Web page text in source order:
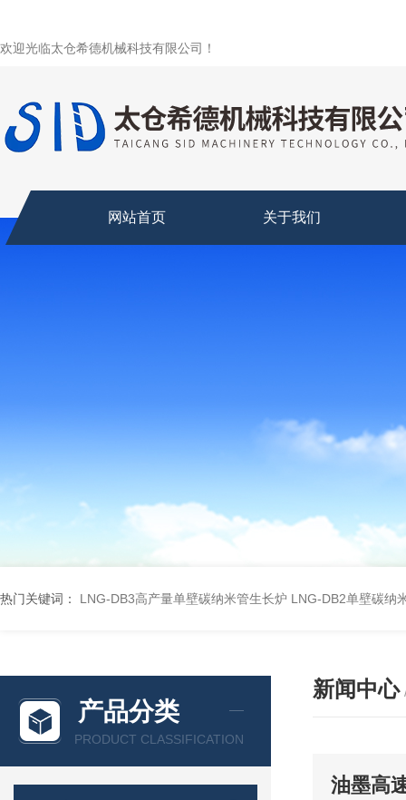
欢迎光临太仓希德机械科技有限公司！
网站首页 关于我们
热门关键词： LNG-DB3高产量单壁碳纳米管生长炉 LNG-DB2单壁碳纳
产品分类
PRODUCT CLASSIFICATION
新闻中心
油墨高